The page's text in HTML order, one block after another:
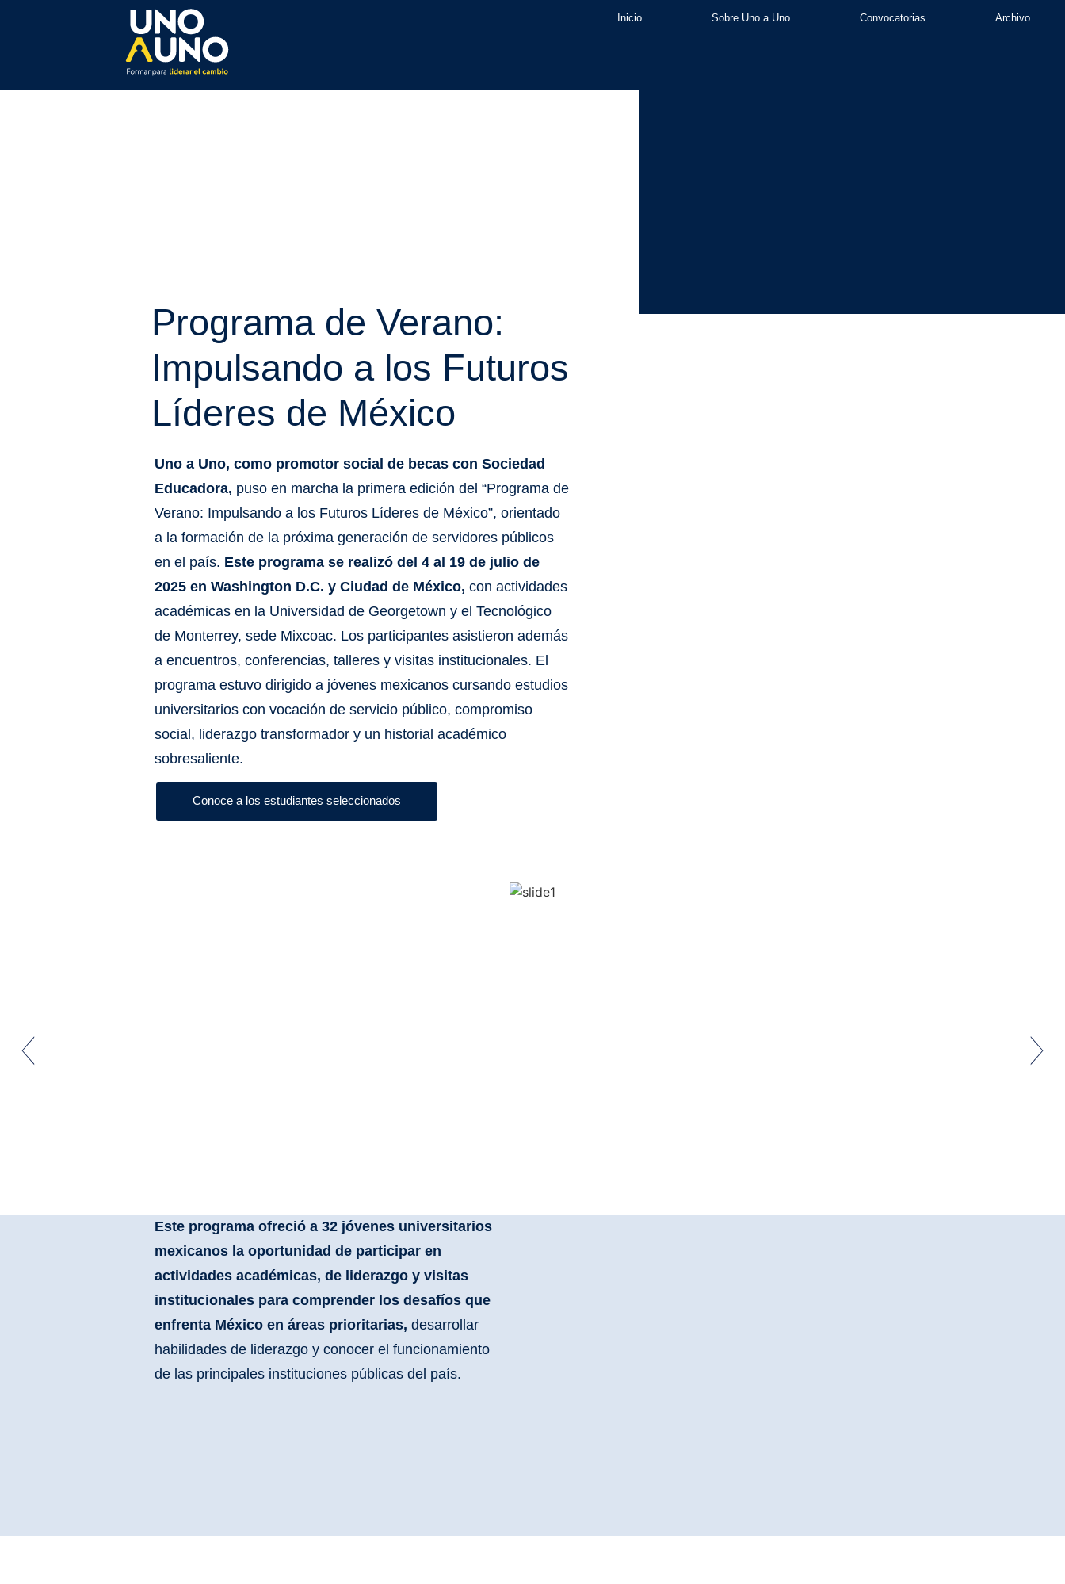
Inicio Sobre Uno a Uno Convocatorias Archivo
Programa de Verano:
Impulsando a los Futuros
Líderes de México
Uno a Uno, como promotor social de becas con Sociedad
Educadora, puso en marcha la primera edición del “Programa de
Verano: Impulsando a los Futuros Líderes de México”, orientado
a la formación de la próxima generación de servidores públicos
en el país. Este programa se realizó del 4 al 19 de julio de
2025 en Washington D.C. y Ciudad de México, con actividades
académicas en la Universidad de Georgetown y el Tecnológico
de Monterrey, sede Mixcoac. Los participantes asistieron además
a encuentros, conferencias, talleres y visitas institucionales. El
programa estuvo dirigido a jóvenes mexicanos cursando estudios
universitarios con vocación de servicio público, compromiso
social, liderazgo transformador y un historial académico
sobresaliente.
Conoce a los estudiantes seleccionados
Este programa ofreció a 32 jóvenes universitarios
mexicanos la oportunidad de participar en
actividades académicas, de liderazgo y visitas
institucionales para comprender los desafíos que
enfrenta México en áreas prioritarias, desarrollar
habilidades de liderazgo y conocer el funcionamiento
de las principales instituciones públicas del país.